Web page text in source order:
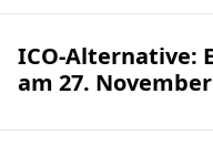
ICO-Alternative:
am 27. November